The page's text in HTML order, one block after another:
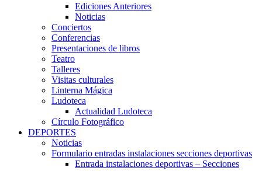
Ediciones Anteriores
Noticias
Conciertos
Conferencias
Presentaciones de libros
Teatro
Talleres
Visitas culturales
Linterna Mágica
Ludoteca
Actualidad Ludoteca
Círculo Fotográfico
DEPORTES
Noticias
Formulario entradas instalaciones secciones deportivas
Entrada instalaciones deportivas – Secciones